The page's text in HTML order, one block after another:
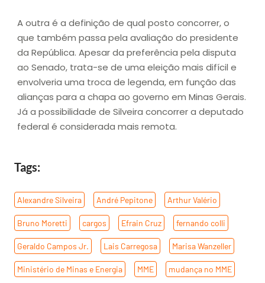
A outra é a definição de qual posto concorrer, o
que também passa pela avaliação do presidente
da República. Apesar da preferência pela disputa
ao Senado, trata-se de uma eleição mais difícil e
envolveria uma troca de legenda, em função das
alianças para a chapa ao governo em Minas Gerais.
Já a possibilidade de Silveira concorrer a deputado
federal é considerada mais remota.
Tags:
Alexandre Silveira André Pepitone Arthur Valério
Bruno Moretti cargos Efrain Cruz fernando colli
Geraldo Campos Jr. Lais Carregosa Marisa Wanzeller
Ministério de Minas e Energia MME mudança no MME